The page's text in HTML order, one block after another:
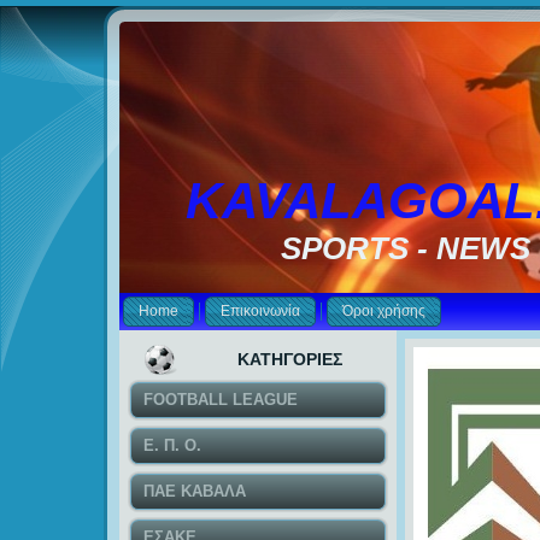
SPORTS - NEWS
Home Επικοινωνία Όροι χρήσης
ΚΑΤΗΓΟΡΙΕΣ
FOOTBALL LEAGUE
Ε. Π. Ο.
ΠΑΕ ΚΑΒΑΛΑ